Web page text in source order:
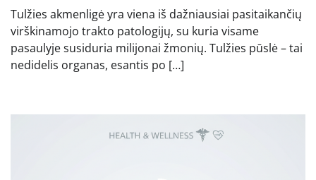
Tulžies akmenligė yra viena iš dažniausiai pasitaikančių
virškinamojo trakto patologijų, su kuria visame
pasaulyje susiduria milijonai žmonių. Tulžies pūslė – tai
nedidelis organas, esantis po […]